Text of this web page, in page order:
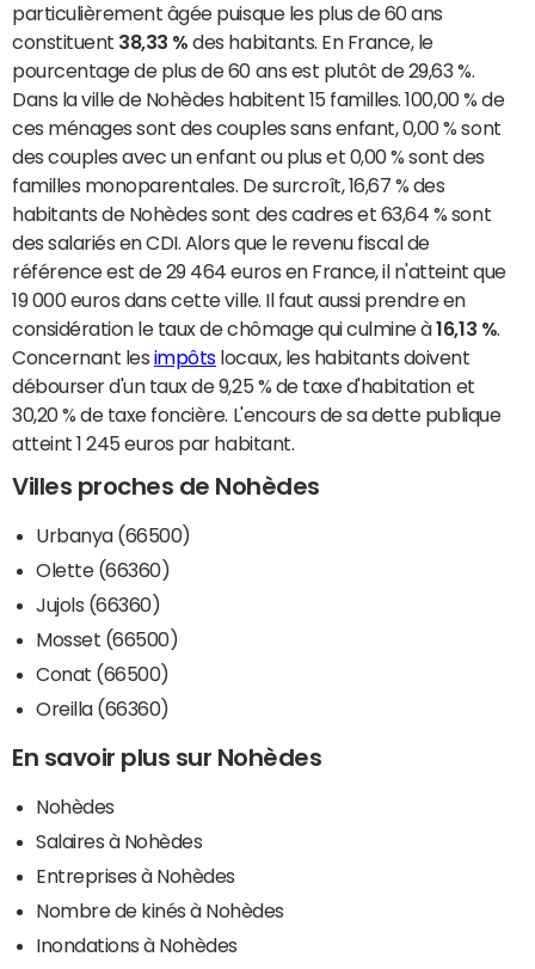
particulièrement âgée puisque les plus de 60 ans
constituent 38,33 % des habitants. En France, le
pourcentage de plus de 60 ans est plutôt de 29,63 %.
Dans la ville de Nohèdes habitent 15 familles. 100,00 % de
ces ménages sont des couples sans enfant, 0,00 % sont
des couples avec un enfant ou plus et 0,00 % sont des
familles monoparentales. De surcroît, 16,67 % des
habitants de Nohèdes sont des cadres et 63,64 % sont
des salariés en CDI. Alors que le revenu fiscal de
référence est de 29 464 euros en France, il n'atteint que
19 000 euros dans cette ville. Il faut aussi prendre en
considération le taux de chômage qui culmine à16,13 %
Concernant les impôtslocaux, les habitants doivent
débourser d'un taux de 9,25 % de taxe d'habitation et
30,20 % de taxe foncière. L'encours de sa dette publique
atteint 1 245 euros par habitant.
Villes proches de Nohèdes
Urbanya (66500)
Olette (66360)
Jujols (66360)
Mosset (66500)
Conat (66500)
Oreilla (66360)
En savoir plus sur Nohèdes
Nohèdes
Salaires à Nohèdes
Entreprises à Nohèdes
Nombre de kinés à Nohèdes
Inondations à Nohèdes